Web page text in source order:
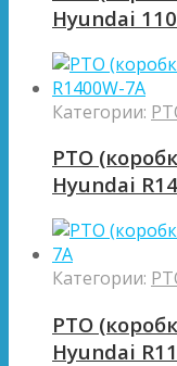
Hyundai
Категории:
PTO
Hyundai
Категории:
PTO
Hyundai